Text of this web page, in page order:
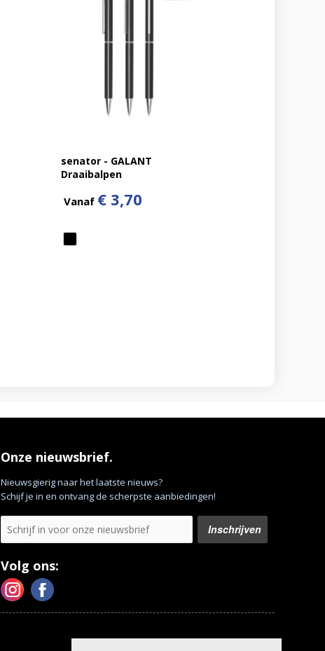
senator - GALANT
Draaibalpen
Vanaf € 3,70
Onze nieuwsbrief.
Nieuwsgierig naar het laatste nieuws?
Schijf je in en ontvang de scherpste aanbiedingen!
Volg ons: